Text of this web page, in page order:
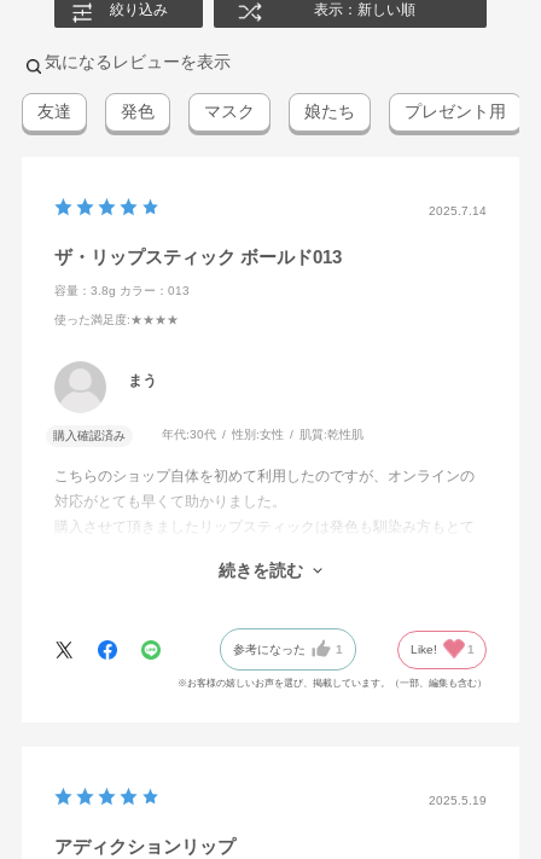
絞り込み 表示：新しい順
気になるレビューを表示
友達 発色 マスク 娘たち プレゼント用
2025.7.14
ザ・リップスティック ボールド013
容量：3.8g カラー：013
使った満足度:★★★★
まう
購入確認済み 年代:30代 性別:女性 肌質:乾性肌
こちらのショップ自体を初めて利用したのですが、オンラインの
対応がとても早くて助かりました。
購入させて頂きましたリップスティックは発色も馴染み方もとて
リップはリピートします！続きを読む
参考になった 1 Like! 1
※お客様の嬉しいお声を選び、掲載しています。（一部、編集も含む）
2025.5.19
アディクションリップ